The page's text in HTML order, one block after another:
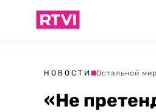
НОВОСТИ Остальной мир
«Не